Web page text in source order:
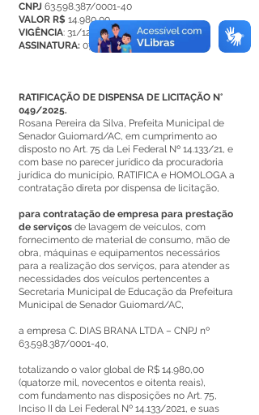
CNPJ 63.598.387/0001-40
VALOR R$ 14.980,00
VIGÊNCIA: 31/12/2025
ASSINATURA: 07/04/2025
RATIFICAÇÃO DE DISPENSA DE LICITAÇÃO N°
049/2025.
Rosana Pereira da Silva, Prefeita Municipal de
Senador Guiomard/AC, em cumprimento ao
disposto no Art. 75 da Lei Federal Nº 14.133/21, e
com base no parecer jurídico da procuradoria
jurídica do município, RATIFICA e HOMOLOGA a
contratação direta por dispensa de licitação,
para contratação de empresa para prestação
de serviços de lavagem de veículos, com
fornecimento de material de consumo, mão de
obra, máquinas e equipamentos necessários
para a realização dos serviços, para atender as
necessidades dos veículos pertencentes a
Secretaria Municipal de Educação da Prefeitura
Municipal de Senador Guiomard/AC,
a empresa C. DIAS BRANA LTDA – CNPJ nº
63.598.387/0001-40,
totalizando o valor global de R$ 14.980,00
(quatorze mil, novecentos e oitenta reais),
com fundamento nas disposições no Art. 75,
Inciso II da Lei Federal Nº 14.133/2021, e suas